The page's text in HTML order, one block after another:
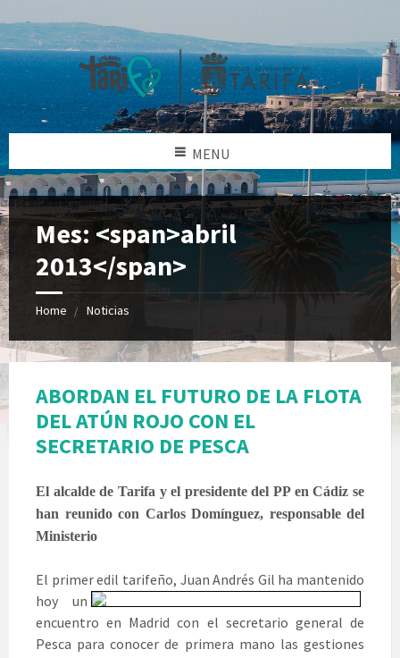
MENU
Mes: <span>abril
2013</span>
Home Noticias
ABORDAN EL FUTURO DE LA FLOTA
DEL ATÚN ROJO CON EL
SECRETARIO DE PESCA
El alcalde de Tarifa y el presidente del PP en Cádiz se
han reunido con Carlos Domínguez, responsable del
Ministerio
El primer edil tarifeño, Juan Andrés Gil ha mantenido
hoy un
encuentro en Madrid con el secretario general de
Pesca para conocer de primera mano las gestiones